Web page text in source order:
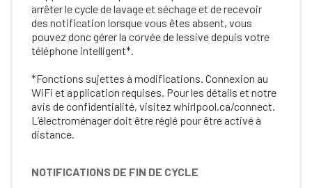
arrêter le cycle de lavage et séchage et de recevoir
des notification lorsque vous êtes absent, vous
pouvez donc gérer la corvée de lessive depuis votre
téléphone intelligent*.
*Fonctions sujettes à modifications. Connexion au
WiFi et application requises. Pour les détails et notre
avis de confidentialité, visitez whirlpool.ca/connect.
L’électroménager doit être réglé pour être activé à
distance.
NOTIFICATIONS DE FIN DE CYCLE